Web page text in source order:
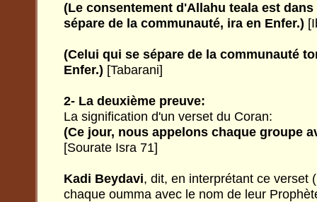
(Le consentement d'Allahu teala est
sépare de la communauté, ira en Enfer.)
(Celui qui se sépare de la communauté
Enfer.) [Tabarani]
2- La deuxième preuve:
La signification d'un verset du Coran:
(Ce jour, nous appelons chaque groupe
[Sourate Isra 71]
Kadi Beydavi, dit, en interprétant ce verset
chaque oumma avec le nom de leur